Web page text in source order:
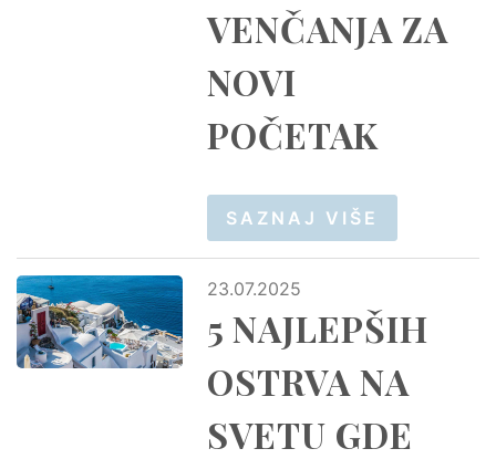
VENČANJA ZA
NOVI
POČETAK
SAZNAJ VIŠE
23.07.2025
5 NAJLEPŠIH
OSTRVA NA
SVETU GDE